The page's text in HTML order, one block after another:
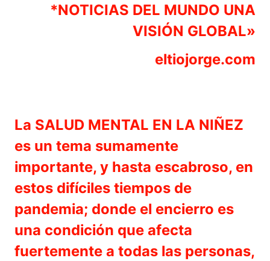
*NOTICIAS DEL MUNDO UNA
VISIÓN GLOBAL»
eltiojorge.com
La SALUD MENTAL EN LA NIÑEZ
es un tema sumamente
importante, y hasta escabroso, en
estos difíciles tiempos de
pandemia; donde el encierro es
una condición que afecta
fuertemente a todas las personas,